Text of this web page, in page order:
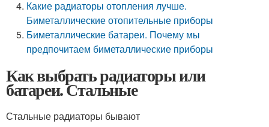
Какие радиаторы отопления лучше.
Биметаллические отопительные приборы
Биметаллические батареи. Почему мы
предпочитаем биметаллические приборы
Как выбрать радиаторы или
батареи. Стальные
Стальные радиаторы бывают